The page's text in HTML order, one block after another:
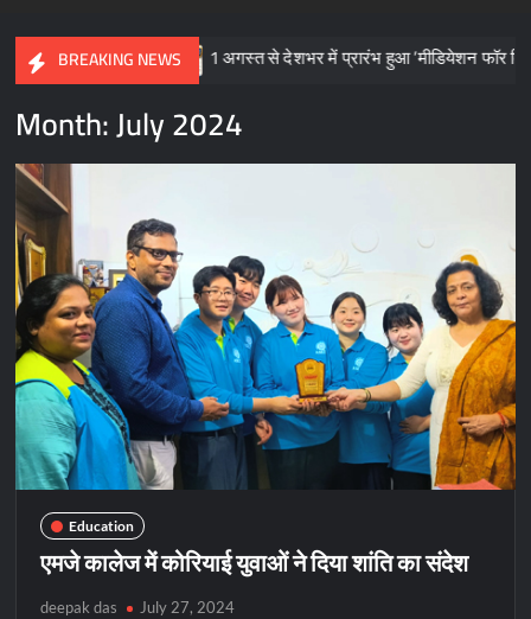
BREAKING NEWS
1 अगस्त से देशभर में प्रारंभ हुआ ’मीडियेशन फॉर दि नेशन 3.0’ अभियान
Month:July 2024
Education
एमजे कालेज में कोरियाई युवाओं ने दिया शांति का संदेश
deepak das July 27, 2024